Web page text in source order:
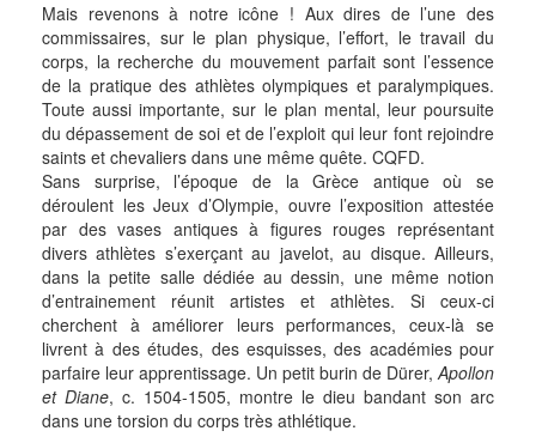
Mais revenons à notre icône ! Aux dires de l’une des
commissaires, sur le plan physique, l’effort, le travail du
corps, la recherche du mouvement parfait sont l’essence
de la pratique des athlètes olympiques et paralympiques.
Toute aussi importante, sur le plan mental, leur poursuite
du dépassement de soi et de l’exploit qui leur font rejoindre
saints et chevaliers dans une même quête. CQFD.
Sans surprise, l’époque de la Grèce antique où se
déroulent les Jeux d’Olympie, ouvre l’exposition attestée
par des vases antiques à figures rouges représentant
divers athlètes s’exerçant au javelot, au disque. Ailleurs,
dans la petite salle dédiée au dessin, une même notion
d’entrainement réunit artistes et athlètes. Si ceux-ci
cherchent à améliorer leurs performances, ceux-là se
livrent à des études, des esquisses, des académies pour
parfaire leur apprentissage. Un petit burin de Dürer,Apollon
et Diane, c. 1504-1505, montre le dieu bandant son arc
dans une torsion du corps très athlétique.